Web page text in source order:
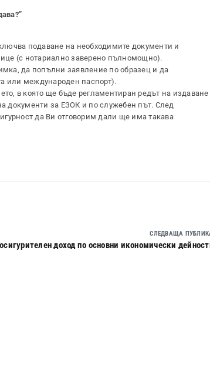
подаване на необходимите документи и
(с нотариално заверено пълномощно).
да попълни заявление по образец и да
или международен паспорт).
в която ще бъде регламентиран редът на издаване
документи за ЕЗОК и по служебен път. След
да Ви отговорим дали ще има такава
СЛЕДВАЩА